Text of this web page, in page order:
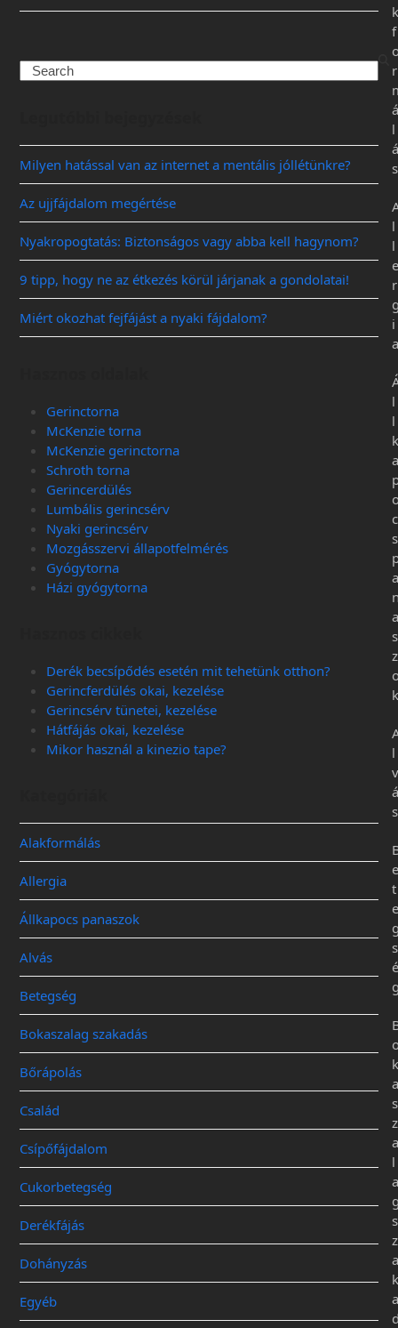
Milyen hatással van az internet a mentális jóllétünkre?
Az ujjfájdalom megértése
Nyakropogtatás: Biztonságos vagy abba kell hagynom?
9 tipp, hogy ne az étkezés körül járjanak a gondolatai!
Miért okozhat fejfájást a nyaki fájdalom?
Gerinctorna
McKenzie torna
McKenzie gerinctorna
Schroth torna
Gerincerdülés
Lumbális gerincsérv
Nyaki gerincsérv
Mozgásszervi állapotfelmérés
Gyógytorna
Házi gyógytorna
Derék becsípődés esetén mit tehetünk otthon?
Gerincferdülés okai, kezelése
Gerincsérv tünetei, kezelése
Hátfájás okai, kezelése
Mikor használ a kinezio tape?
Alakformálás
Allergia
Állkapocs panaszok
Alvás
Betegség
Bokaszalag szakadás
Bőrápolás
Család
Csípőfájdalom
Cukorbetegség
Derékfájás
Dohányzás
Egyéb
k
f
r
á
l
á
s
l
l
e
r
i
a
l
l
k
a
c
s
a
a
s
z
k
l
v
á
s
e
t
e
s
é
k
a
s
z
a
l
a
s
z
a
k
a